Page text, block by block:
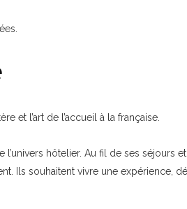
et l’art de l’accueil à la française.
hôtelier. Au fil de ses séjours
Ils souhaitent vivre une expérience,